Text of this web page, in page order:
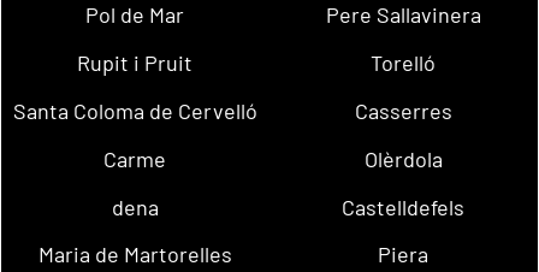
Pol de Mar
Pere Sallavinera
Rupit i Pruit
Torelló
Santa Coloma de Cervelló
Casserres
Carme
Olèrdola
dena
Castelldefels
Maria de Martorelles
Piera